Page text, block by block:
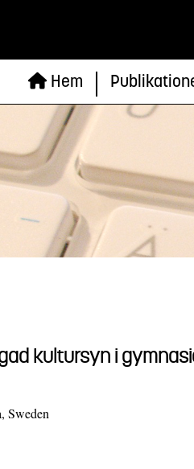
Hem
kultursyn i
Sweden